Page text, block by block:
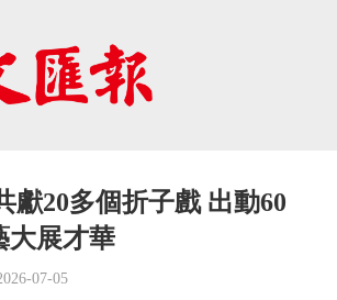
獻20多個折子戲 出動60
大展才華
07-05